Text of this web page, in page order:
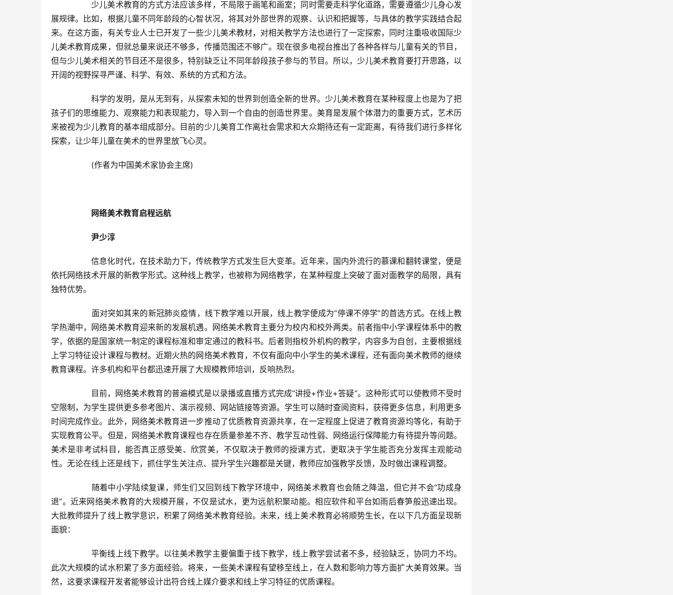
展规律。比如，根据儿童不同年龄段的心智状况，将其对外部世界的观察、认识和把握等，与具体的教学实践结合起
来。在这方面，有关专业人士已开发了一些少儿美术教材，对相关教学方法也进行了一定探索，同时注重吸收国际少
儿美术教育成果，但就总量来说还不够多，传播范围还不够广。现在很多电视台推出了各种各样与儿童有关的节目，
但与少儿美术相关的节目还不是很多，特别缺乏让不同年龄段孩子参与的节目。所以，少儿美术教育要打开思路，以
开阔的视野探寻严谨、科学、有效、系统的方式和方法。
孩子们的思维能力、观察能力和表现能力，导入到一个自由的创造世界里。美育是发展个体潜力的重要方式，艺术历
来被视为少儿教育的基本组成部分。目前的少儿美育工作离社会需求和大众期待还有一定距离，有待我们进行多样化
探索，让少年儿童在美术的世界里放飞心灵。
  	(作者为中国美术家协会主席)
网络美术教育启程远航
尹少淳
依托网络技术开展的新教学形式。这种线上教学，也被称为网络教学，在某种程度上突破了面对面教学的局限，具有
独特优势。
学热潮中，网络美术教育迎来新的发展机遇。网络美术教育主要分为校内和校外两类。前者指中小学课程体系中的教
学，依据的是国家统一制定的课程标准和审定通过的教科书。后者则指校外机构的教学，内容多为自创，主要根据线
上学习特征设计课程与教材。近期火热的网络美术教育，不仅有面向中小学生的美术课程，还有面向美术教师的继续
教育课程。许多机构和平台都迅速开展了大规模教师培训，反响热烈。
空限制，为学生提供更多参考图片、演示视频、网站链接等资源。学生可以随时查阅资料，获得更多信息，利用更多
时间完成作业。此外，网络美术教育进一步推动了优质教育资源共享，在一定程度上促进了教育资源均等化，有助于
实现教育公平。但是，网络美术教育课程也存在质量参差不齐、教学互动性弱、网络运行保障能力有待提升等问题。
美术是非考试科目，能否真正感受美、欣赏美，不仅取决于教师的授课方式，更取决于学生能否充分发挥主观能动
性。无论在线上还是线下，抓住学生关注点、提升学生兴趣都是关键，教师应加强教学反馈，及时做出课程调整。
退”。近来网络美术教育的大规模开展，不仅是试水，更为远航积聚动能。相应软件和平台如雨后春笋般迅速出现。
大批教师提升了线上教学意识，积累了网络美术教育经验。未来，线上美术教育必将顺势生长，在以下几方面呈现新
面貌：
此次大规模的试水积累了多方面经验。将来，一些美术课程有望移至线上，在人数和影响力等方面扩大美育效果。当
然，这要求课程开发者能够设计出符合线上媒介要求和线上学习特征的优质课程。